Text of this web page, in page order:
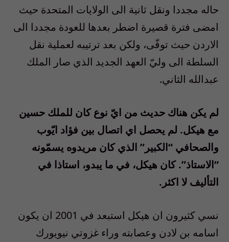
حاله مجددا ونقل ثانية الى الولايات المتحدة حيث
امضى فترة قصيرة اضطر بعدها للعودة مجددا الى
الاردن حيث توفّى، ولكن بعد ترتيبه لعملية نقل
السلطة الى وليّ العهد الجديد الذي صار الملك
عبدالله الثاني.
لم يكن هناك حديث من ايّ نوع كان للملك حسين
مع هيكل. لم يحصل اي اتصال بين فؤاد ايّوب
والصحافي “الكبير” الذي كان مريدوه يسمّونه
“الاستاذ”. كان هيكل، في ما يبدو، استاذا في
التأليف لا اكثر.
نسي كثيرون ان هيكل استبعد في 2001 ان يكون
اسامه بن لادن وعصابته وراء غزوتي نيويورك